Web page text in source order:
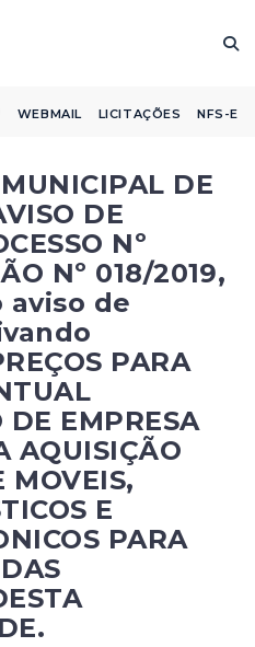
WEBMAIL LICITAÇÕES NFS-E
DE
DE
Nº
Nº 018/2019,
de
PARA
DE EMPRESA
AQUISIÇÃO
MOVEIS,
E
PARA